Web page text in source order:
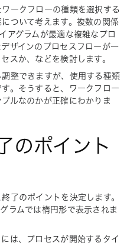
ークフローの種類を選択する
ついて考えます。複数の関係
アグラムが最適な複雑なプロ
ザインのプロセスフローが一
スか、などを検討します。
整できますが、使用する種類
。そうすると、ワークフロー
ルなのかが正確にわかりま
のポイント
了のポイントを決定します。
ラムでは楕円形で表示されま
は、プロセスが開始するタイ